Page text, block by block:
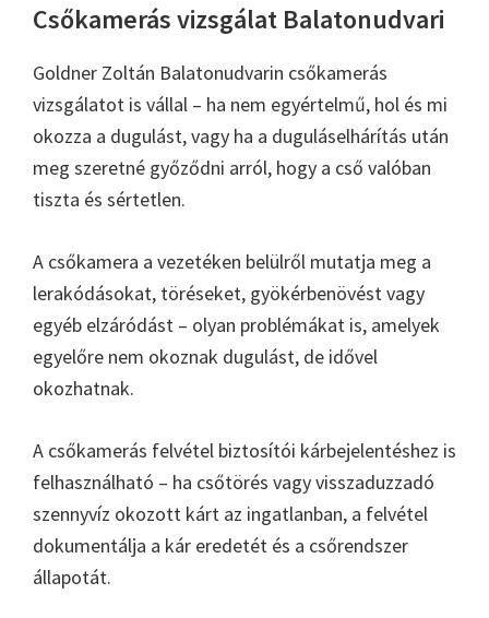
Csőkamerás vizsgálat Balatonudvari
Goldner Zoltán Balatonudvarin csőkamerás
vizsgálatot is vállal – ha nem egyértelmű, hol és mi
okozza a dugulást, vagy ha a duguláselhárítás után
meg szeretné győződni arról, hogy a cső valóban
tiszta és sértetlen.
A csőkamera a vezetéken belülről mutatja meg a
lerakódásokat, töréseket, gyökérbenövést vagy
egyéb elzáródást – olyan problémákat is, amelyek
egyelőre nem okoznak dugulást, de idővel
okozhatnak.
A csőkamerás felvétel biztosítói kárbejelentéshez is
felhasználható – ha csőtörés vagy visszaduzzadó
szennyvíz okozott kárt az ingatlanban, a felvétel
dokumentálja a kár eredetét és a csőrendszer
állapotát.